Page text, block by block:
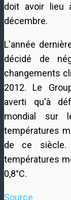
doit avoir lieu
décembre.
L'année
décidé de
changements
2012. Le
averti qu'à
mondial sur
températures
de ce siècle.
températures
0,8°C.
Source